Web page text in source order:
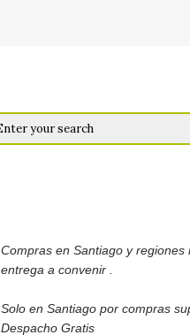
Compras en Santiago y
entrega a convenir .
Solo en Santiago por compras
Despacho Gratis